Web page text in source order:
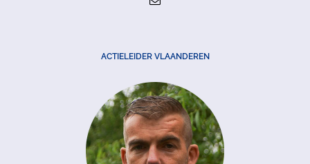
ACTIELEIDER VLAANDEREN